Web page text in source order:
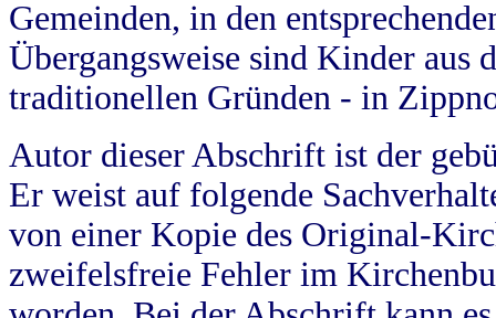
Gemeinden, in den
Übergangsweise sind Kinder aus
traditionellen Gründen - in
Autor dieser Abschrift ist der
Er weist auf folgende
von einer Kopie des Original-
zweifelsfreie Fehler im